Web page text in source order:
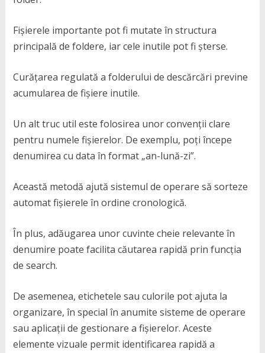
Fișierele importante pot fi mutate în structura
principală de foldere, iar cele inutile pot fi șterse.
Curățarea regulată a folderului de descărcări previne
acumularea de fișiere inutile.
Un alt truc util este folosirea unor convenții clare
pentru numele fișierelor. De exemplu, poți începe
denumirea cu data în format „an-lună-zi”.
Această metodă ajută sistemul de operare să sorteze
automat fișierele în ordine cronologică.
În plus, adăugarea unor cuvinte cheie relevante în
denumire poate facilita căutarea rapidă prin funcția
de search.
De asemenea, etichetele sau culorile pot ajuta la
organizare, în special în anumite sisteme de operare
sau aplicații de gestionare a fișierelor. Aceste
elemente vizuale permit identificarea rapidă a